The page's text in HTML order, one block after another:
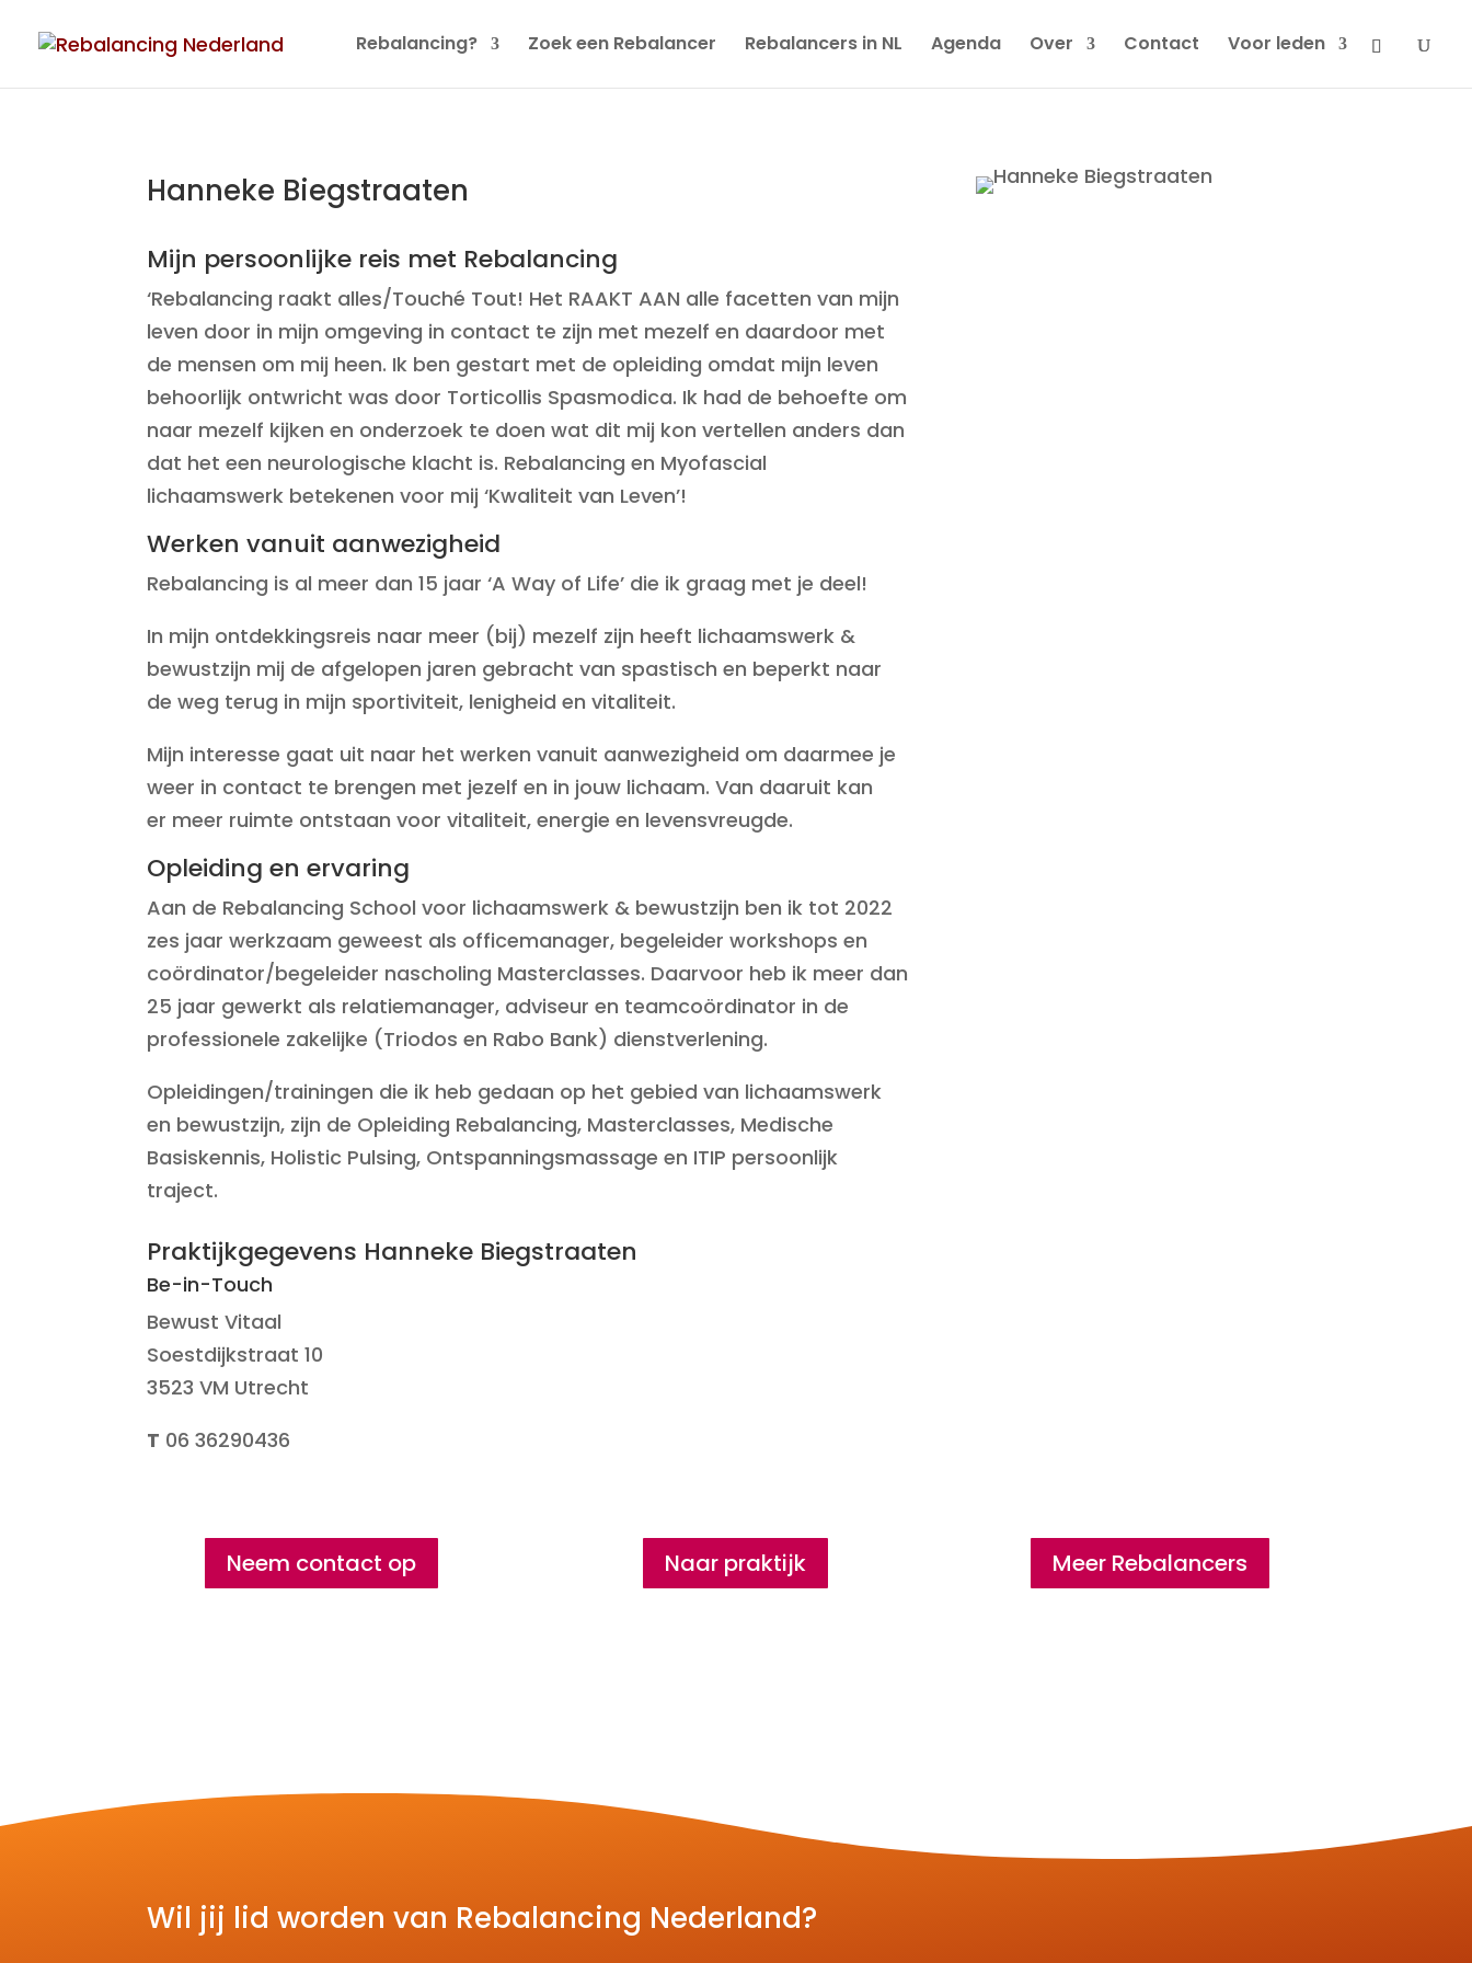
Rebalancing? Zoek een Rebalancer Rebalancers in NL Agenda Over Contact Voor leden
Hanneke Biegstraaten
Mijn persoonlijke reis met Rebalancing
‘Rebalancing raakt alles/Touché Tout! Het RAAKT AAN alle facetten van mijn
leven door in mijn omgeving in contact te zijn met mezelf en daardoor met
de mensen om mij heen. Ik ben gestart met de opleiding omdat mijn leven
behoorlijk ontwricht was door Torticollis Spasmodica. Ik had de behoefte om
naar mezelf kijken en onderzoek te doen wat dit mij kon vertellen anders dan
dat het een neurologische klacht is. Rebalancing en Myofascial
lichaamswerk betekenen voor mij ‘Kwaliteit van Leven’!
Werken vanuit aanwezigheid
Rebalancing is al meer dan 15 jaar ‘A Way of Life’ die ik graag met je deel!
In mijn ontdekkingsreis naar meer (bij) mezelf zijn heeft lichaamswerk &
bewustzijn mij de afgelopen jaren gebracht van spastisch en beperkt naar
de weg terug in mijn sportiviteit, lenigheid en vitaliteit.
Mijn interesse gaat uit naar het werken vanuit aanwezigheid om daarmee je
weer in contact te brengen met jezelf en in jouw lichaam. Van daaruit kan
er meer ruimte ontstaan voor vitaliteit, energie en levensvreugde.
Opleiding en ervaring
Aan de Rebalancing School voor lichaamswerk & bewustzijn ben ik tot 2022
zes jaar werkzaam geweest als officemanager, begeleider workshops en
coördinator/begeleider nascholing Masterclasses. Daarvoor heb ik meer dan
25 jaar gewerkt als relatiemanager, adviseur en teamcoördinator in de
professionele zakelijke (Triodos en Rabo Bank) dienstverlening.
Opleidingen/trainingen die ik heb gedaan op het gebied van lichaamswerk
en bewustzijn, zijn de Opleiding Rebalancing, Masterclasses, Medische
Basiskennis, Holistic Pulsing, Ontspanningsmassage en ITIP persoonlijk
traject.
Praktijkgegevens Hanneke Biegstraaten
Be-in-Touch
Bewust Vitaal
Soestdijkstraat 10
3523 VM Utrecht
T 06 36290436
Neem contact op Naar praktijk Meer Rebalancers
Wil jij lid worden van Rebalancing Nederland?